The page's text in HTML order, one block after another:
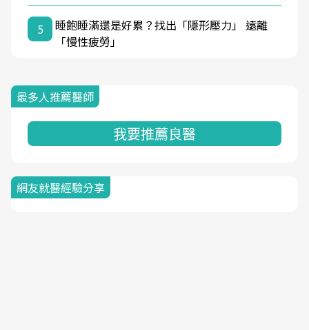
5
睡飽睡滿還是好累？找出「隱形壓力」 遠離
「慢性疲勞」
最多人推薦醫師
我要推薦良醫
網友就醫經驗分享